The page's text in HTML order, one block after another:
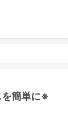
を簡単に※